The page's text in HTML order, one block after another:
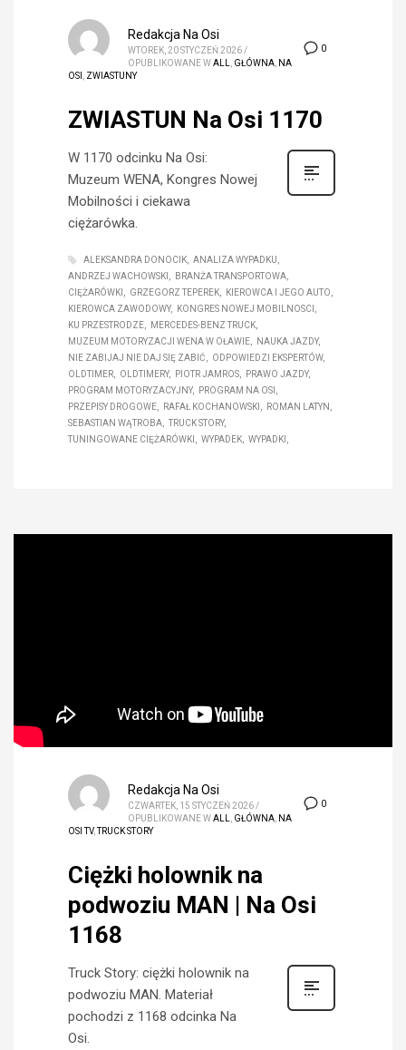
0
Redakcja Na Osi
WTOREK, 20 STYCZEŃ 2026 /
OPUBLIKOWANE WALL GŁÓWNA NA
OSI
ZWIASTUNY
ZWIASTUN Na Osi 1170
W 1170 odcinku Na Osi:
Muzeum WENA, Kongres Nowej
Mobilności i ciekawa
ciężarówka.
ALEKSANDRA DONOCIK
ANALIZA WYPADKU
ANDRZEJ WACHOWSKI
BRANŻA TRANSPORTOWA
CIĘŻARÓWKI
GRZEGORZ TEPEREK
KIEROWCA I JEGO AUTO
KIEROWCA ZAWODOWY
KONGRES NOWEJ MOBILNOSCI
KU PRZESTRODZE
MERCEDES-BENZ TRUCK
MUZEUM MOTORYZACJI WENA W OŁAWIE
NAUKA JAZDY
NIE ZABIJAJ NIE DAJ SIĘ ZABIĆ
ODPOWIEDZI EKSPERTÓW
OLDTIMER
OLDTIMERY PIOTR JAMROS
PRAWO JAZDY
PROGRAM MOTORYZACYJNY
PROGRAM NA OSI
PRZEPISY DROGOWE
RAFAŁ KOCHANOWSKI
ROMAN LATYN
SEBASTIAN WĄTROBA
TRUCK STORY
TUNINGOWANE CIĘŻARÓWKI
WYPADEK WYPADKI
0
Redakcja Na Osi
CZWARTEK, 15 STYCZEŃ 2026 /
OPUBLIKOWANE WALL GŁÓWNA NA
OSI TV,TRUCK STORY
Ciężki holownik na
podwoziu MAN | Na Osi
1168
Truck Story: ciężki holownik na
podwoziu MAN. Materiał
pochodzi z 1168 odcinka Na
Osi.